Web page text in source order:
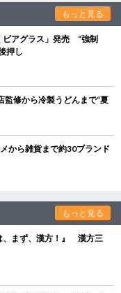
もっと見る
ビアグラス」発売 “強制
押し
修から冷製うどんまで“夏
から雑貨まで約30ブランド
もっと見る
、まず、漢方！』 漢方三